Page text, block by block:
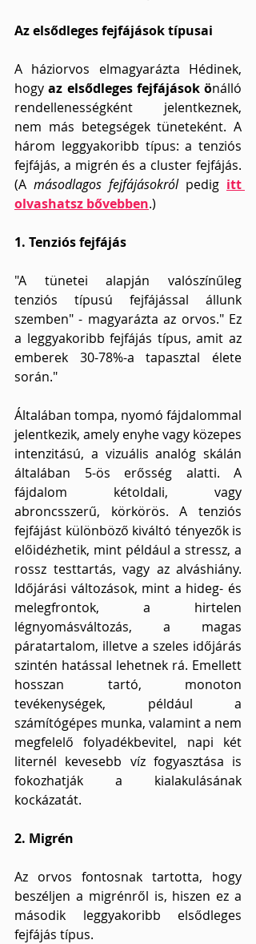
Az elsődleges fejfájások típusai
A háziorvos elmagyarázta Hédinek,
hogy az elsődleges fejfájások önálló
rendellenességként jelentkeznek,
nem más betegségek tüneteként. A
három leggyakoribb típus: a tenziós
fejfájás, a migrén és a cluster fejfájás.
(A másodlagos fejfájásokról pedig itt
olvashatsz bővebben.)
1. Tenziós fejfájás
"A tünetei alapján valószínűleg
tenziós típusú fejfájással állunk
szemben" - magyarázta az orvos." Ez
a leggyakoribb fejfájás típus, amit az
emberek 30-78%-a tapasztal élete
során."
Általában tompa, nyomó fájdalommal
jelentkezik, amely enyhe vagy közepes
intenzitású, a vizuális analóg skálán
általában 5-ös erősség alatti. A
fájdalom kétoldali, vagy
abroncsszerű, körkörös. A tenziós
fejfájást különböző kiváltó tényezők is
előidézhetik, mint például a stressz, a
rossz testtartás, vagy az alváshiány.
Időjárási változások, mint a hideg- és
melegfrontok, a hirtelen
légnyomásváltozás, a magas
páratartalom, illetve a szeles időjárás
szintén hatással lehetnek rá. Emellett
hosszan tartó, monoton
tevékenységek, például a
számítógépes munka, valamint a nem
megfelelő folyadékbevitel, napi két
liternél kevesebb víz fogyasztása is
fokozhatják a kialakulásának
kockázatát.
2. Migrén
Az orvos fontosnak tartotta, hogy
beszéljen a migrénről is, hiszen ez a
második leggyakoribb elsődleges
fejfájás típus.